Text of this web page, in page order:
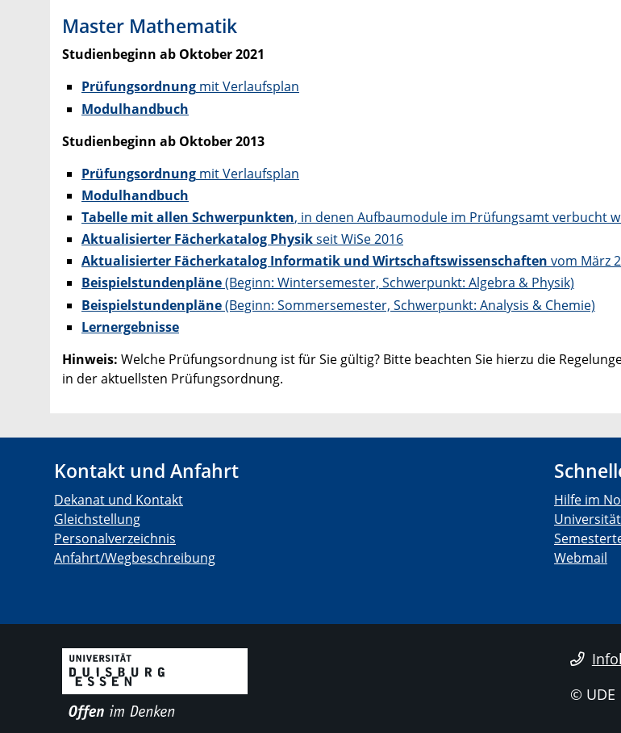
Master Mathematik
Studienbeginn ab Oktober 2021
Prüfungsordnung mit Verlaufsplan
Modulhandbuch
Studienbeginn ab Oktober 2013
Prüfungsordnung mit Verlaufsplan
Modulhandbuch
Tabelle mit allen Schwerpunkten, in denen Aufbaumodule im Prüfungsamt verbucht
Aktualisierter Fächerkatalog Physikseit WiSe 2016
Aktualisierter Fächerkatalog Informatik und Wirtschaftswissenschaften vom März
Beispielstundenpläne(Beginn: Wintersemester, Schwerpunkt: Algebra & Physik)
Beispielstundenpläne(Beginn: Sommersemester, Schwerpunkt: Analysis & Chemie)
Lernergebnisse
Hinweis: Welche Prüfungsordnung ist für Sie gültig? Bitte beachten Sie hierzu die
in der aktuellsten Prüfungsordnung.
Kontakt und Anfahrt
Dekanat und Kontakt
Gleichstellung
Personalverzeichnis
Anfahrt/Wegbeschreibung
Hilfe im
Webmail
© UDE